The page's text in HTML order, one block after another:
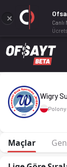
Wigry Suwalki
Wigry
Maçlar
Canlı